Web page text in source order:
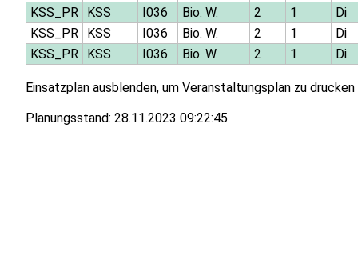
KSS_PR
KSS I036 Bio. W. 2 1
Di
KSS_PR
KSS I036 Bio. W. 2 1
Di
KSS_PR
KSS I036 Bio. W. 2 1 Di
Einsatzplan ausblenden, um Veranstaltungsplan zu drucken
Planungsstand: 28.11.2023 09:22:45